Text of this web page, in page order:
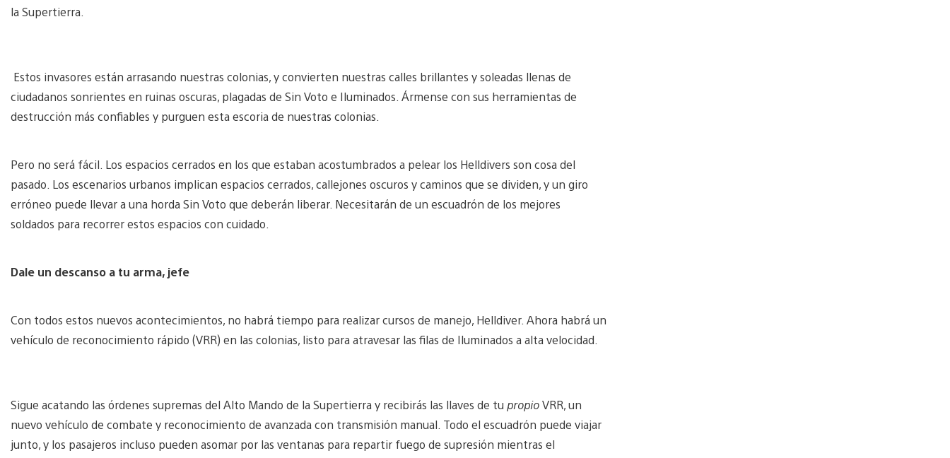
la Supertierra.
Estos invasores están arrasando nuestras colonias, y convierten nuestras calles brillantes y soleadas llenas de
ciudadanos sonrientes en ruinas oscuras, plagadas de Sin Voto e Iluminados. Ármense con sus herramientas de
destrucción más confiables y purguen esta escoria de nuestras colonias.
Pero no será fácil. Los espacios cerrados en los que estaban acostumbrados a pelear los Helldivers son cosa del
pasado. Los escenarios urbanos implican espacios cerrados, callejones oscuros y caminos que se dividen, y un giro
erróneo puede llevar a una horda Sin Voto que deberán liberar. Necesitarán de un escuadrón de los mejores
soldados para recorrer estos espacios con cuidado.
Dale un descanso a tu arma, jefe
Con todos estos nuevos acontecimientos, no habrá tiempo para realizar cursos de manejo, Helldiver. Ahora habrá un
vehículo de reconocimiento rápido (VRR) en las colonias, listo para atravesar las filas de Iluminados a alta velocidad.
Sigue acatando las órdenes supremas del Alto Mando de la Supertierra y recibirás las llaves de tu propioVRR, un
nuevo vehículo de combate y reconocimiento de avanzada con transmisión manual. Todo el escuadrón puede viajar
junto, y los pasajeros incluso pueden asomar por las ventanas para repartir fuego de supresión mientras el